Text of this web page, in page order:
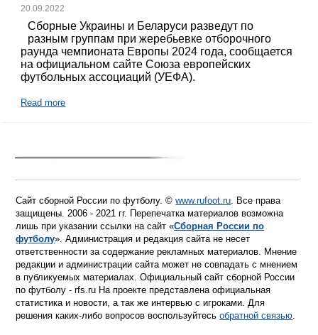
20.09.2022
Сборные Украины и Беларуси разведут по
разным группам при жеребьевке отборочного
раунда чемпионата Европы 2024 года, сообщается
на официальном сайте Союза европейских
футбольных ассоциаций (УЕФА).
Read more
Сайт сборной России по футболу. ©www.rufoot.ru. Все права
защищены. 2006 - 2021 гг. Перепечатка материалов возможна
лишь при указании ссылки на сайт «Сборная России по
футболу». Администрация и редакция сайта не несет
ответственности за содержание рекламных материалов. Мнение
редакции и администрации сайта может не совпадать с мнением
в публикуемых материалах. Официальный сайт сборной России
по футболу - rfs.ru На проекте представлена официальная
статистика и новости, а так же интервью с игроками. Для
решения каких-либо вопросов воспользуйтесьобратной связью.